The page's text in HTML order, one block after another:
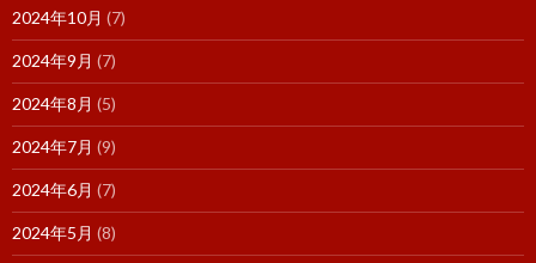
2024年10月 (7)
2024年9月 (7)
2024年8月 (5)
2024年7月 (9)
2024年6月 (7)
2024年5月 (8)